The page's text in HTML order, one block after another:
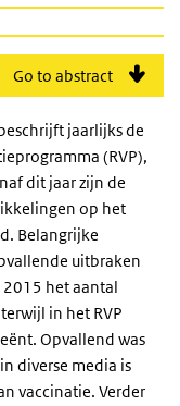
Go to abstract
jaarlijks de
(RVP),
dit jaar zijn de
op het
Belangrijke
uitbraken
2015 het aantal
in het RVP
Opvallend was
diverse media is
vaccinatie. Verder